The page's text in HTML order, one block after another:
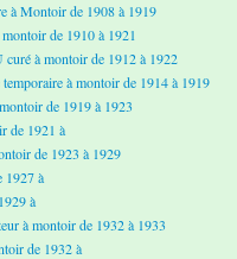
à Montoir de 1908 à 1919
de 1910 à 1921
à montoir de 1912 à 1922
à montoir de 1914 à 1919
de 1919 à 1923
de 1921 à
de 1923 à 1929
1927 à
à
à montoir de 1932 à 1933
de 1932 à